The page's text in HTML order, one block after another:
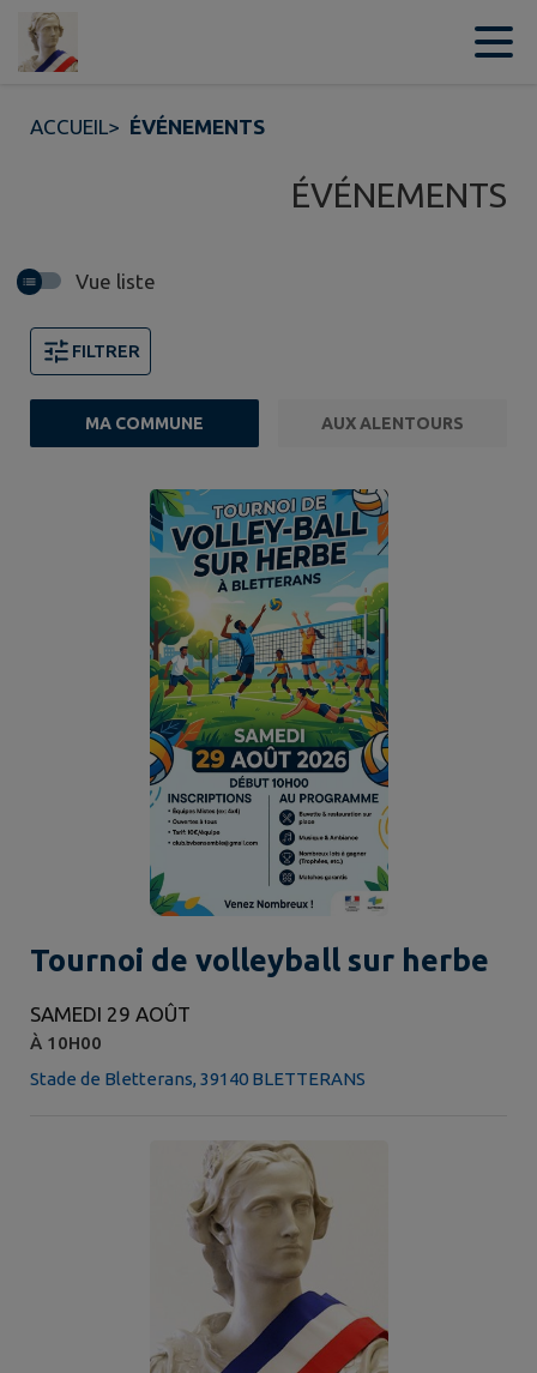
Contenu
ACCUEIL> ÉVÉNEMENTS
ÉVÉNEMENTS
Vue liste
FILTRER
MA COMMUNE AUX ALENTOURS
Tournoi de volleyball sur herbe
SAMEDI 29 AOÛT
À 10H00
Stade de Bletterans, 39140 BLETTERANS